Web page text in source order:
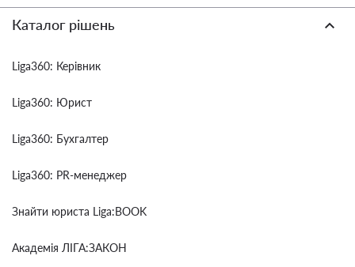
Каталог рішень
Liga360: Керівник
Liga360: Юрист
Liga360: Бухгалтер
Liga360: PR-менеджер
Знайти юриста Liga:BOOK
Академія ЛІГА:ЗАКОН